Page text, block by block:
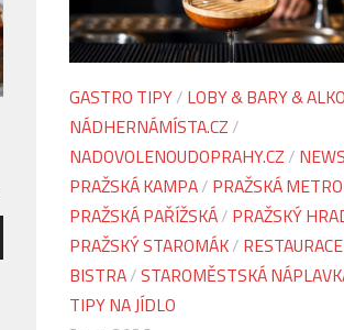
GASTRO TIPY/ LOBY & BARY &
NÁDHERNÁMÍSTA.CZ /
NADOVOLENOUDOPRAHY.CZ / NEWS
PRAŽSKÁ KAMPA/ PRAŽSKÁ
PRAŽSKÁ PAŘÍŽSKÁ/ PRAŽSKÝ
PRAŽSKÝ STAROMÁK/
BISTRA/STAROMĚSTSKÁ
TIPY NA JÍDLO